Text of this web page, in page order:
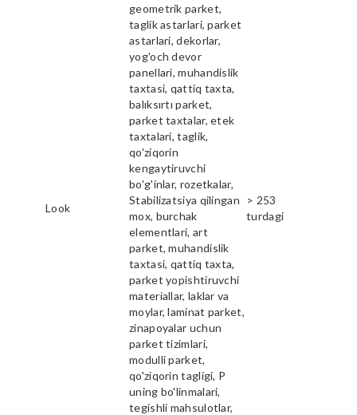
Look
geometrik parket,
taglik astarlari, parket
astarlari, dekorlar,
yog'och devor
panellari, muhandislik
taxtasi, qattiq taxta,
balıksırtı parket,
parket taxtalar, etek
taxtalari, taglik,
qo'ziqorin
kengaytiruvchi
bo'g'inlar, rozetkalar,
Stabilizatsiya qilingan
mox, burchak
elementlari, art
parket, muhandislik
taxtasi, qattiq taxta,
parket yopishtiruvchi
materiallar, laklar va
moylar, laminat parket,
zinapoyalar uchun
parket tizimlari,
modulli parket,
qo'ziqorin tagligi, P
uning bo'linmalari,
tegishli mahsulotlar,
> 253
turdagi